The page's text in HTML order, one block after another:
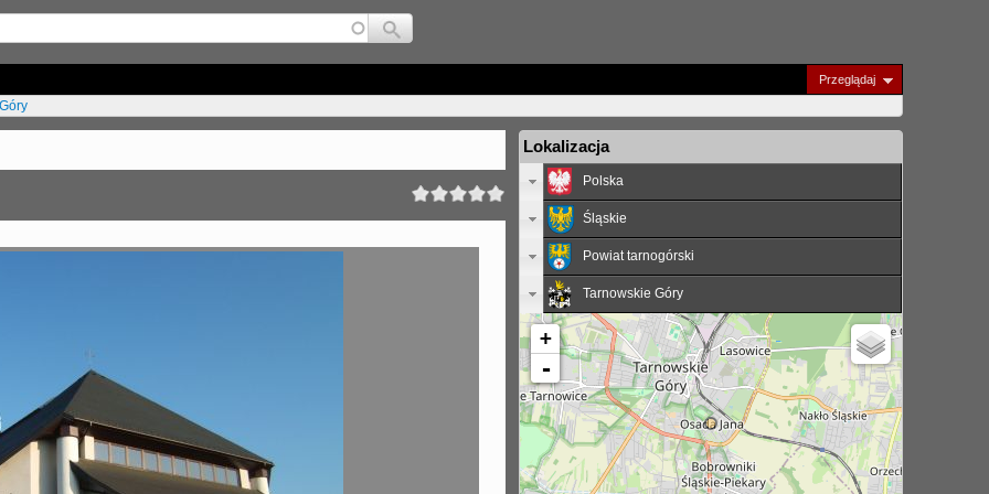
Jump to navigation
Przeglądaj
Lokalizacja
Polska
Śląskie
Powiat tarnogórski
Tarnowskie Góry
+
-